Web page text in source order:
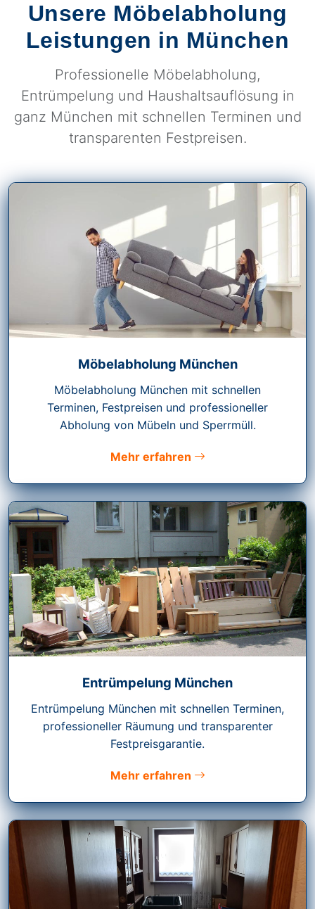
Unsere Möbelabholung
Leistungen in München
Professionelle Möbelabholung,
Entrümpelung und Haushaltsauflösung in
ganz München mit schnellen Terminen und
transparenten Festpreisen.
Möbelabholung München
Möbelabholung München mit schnellen
Terminen, Festpreisen und professioneller
Abholung von Mübeln und Sperrmüll.
Mehr erfahren
Entrümpelung München
Entrümpelung München mit schnellen Terminen,
professioneller Räumung und transparenter
Festpreisgarantie.
Mehr erfahren